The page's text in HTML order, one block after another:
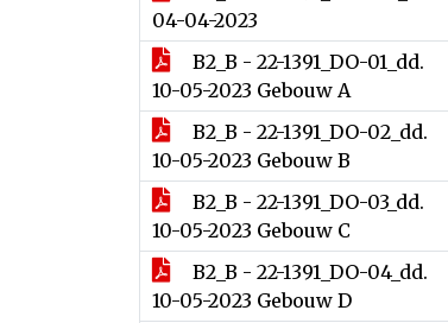
04-04-2023
B2_B - 22-1391_DO-01_dd.
10-05-2023 Gebouw A
B2_B - 22-1391_DO-02_dd.
10-05-2023 Gebouw B
B2_B - 22-1391_DO-03_dd.
10-05-2023 Gebouw C
B2_B - 22-1391_DO-04_dd.
10-05-2023 Gebouw D